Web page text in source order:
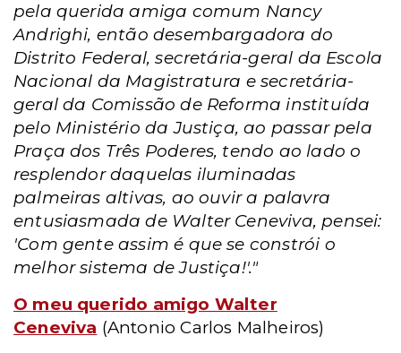
pela querida amiga comum Nancy
Andrighi, então desembargadora do
Distrito Federal, secretária-geral da Escola
Nacional da Magistratura e secretária-
geral da Comissão de Reforma instituída
pelo Ministério da Justiça, ao passar pela
Praça dos Três Poderes, tendo ao lado o
resplendor daquelas iluminadas
palmeiras altivas, ao ouvir a palavra
entusiasmada de Walter Ceneviva, pensei:
'Com gente assim é que se constrói o
melhor sistema de Justiça!'."
O meu querido amigo Walter
Ceneviva (Antonio Carlos Malheiros)